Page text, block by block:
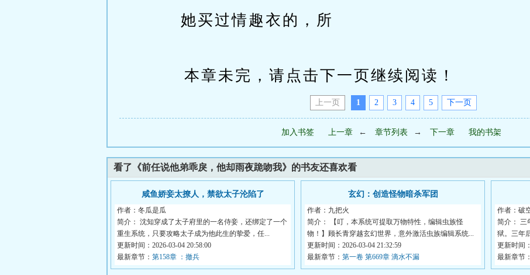
她买过情趣衣的，所
本章未完，请点击下一页继续阅读！
上一页 1 2 3 4 5 下一页
加入书签 上一章 ← 章节列表 → 下一章 我的书架
看了《前任说他弟乖戾，他却雨夜跪吻我》的书友还喜欢看
咸鱼娇妾太撩人，禁欲太子沦陷了
作者：冬瓜是瓜
简介： 沈知穿成了太子府里的一名侍妾，还绑定了一个
重生系统，只要攻略太子成为他此生的挚爱，任...
更新时间：2026-03-04 20:58:00
最新章节： 第158章 ：撤兵
玄幻：创造怪物暗杀军团
作者：九把火
简介： 【叮，本系统可提取万物特性，编辑虫族怪
物！】顾长青穿越玄幻世界，意外激活虫族编辑系统...
更新时间：2026-03-04 21:32:59
最新章节： 第一卷 第669章 滴水不漏
作者：破
简介： 三
狱。三年
更新时间
最新章节：